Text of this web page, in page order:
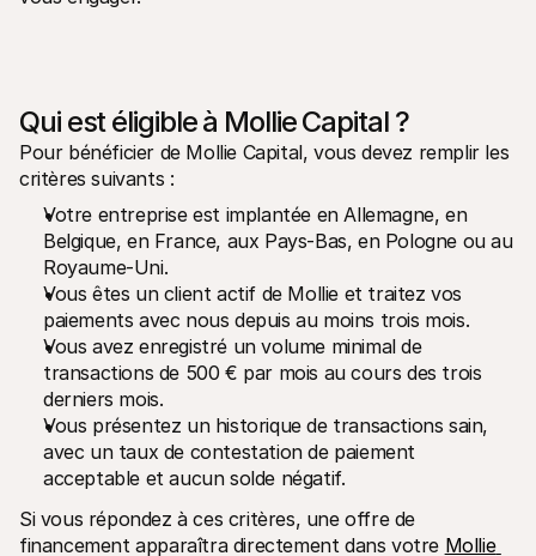
Qui est éligible à Mollie Capital ?
Pour bénéficier de Mollie Capital, vous devez remplir les
critères suivants :
Votre entreprise est implantée en Allemagne, en
Belgique, en France, aux Pays-Bas, en Pologne ou au
Royaume-Uni.
Vous êtes un client actif de Mollie et traitez vos
paiements avec nous depuis au moins trois mois.
Vous avez enregistré un volume minimal de
transactions de 500 € par mois au cours des trois
derniers mois.
Vous présentez un historique de transactions sain,
avec un taux de contestation de paiement
acceptable et aucun solde négatif.
Si vous répondez à ces critères, une offre de
financement apparaîtra directement dans votre Mollie